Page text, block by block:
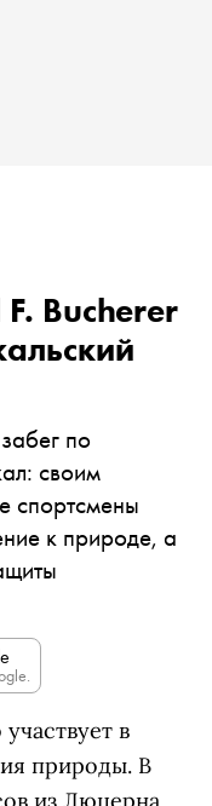
Bucherer
по
своим
спортсмены
к природе, а
в
природы. В